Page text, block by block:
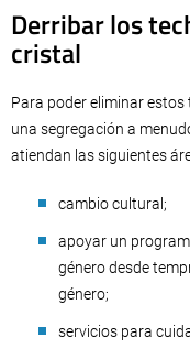
Derribar los
cristal
Para poder eliminar
una segregación a
atiendan las siguientes
cambio cultural;
apoyar un
género desde
género;
servicios para